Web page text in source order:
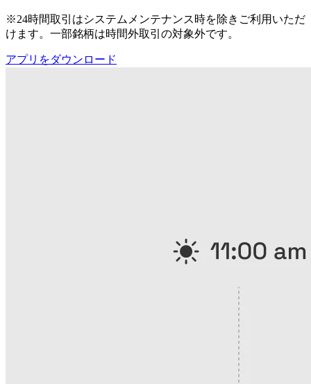
※24時間取引はシステムメンテナンス時を除きご利用いただ
けます。一部銘柄は時間外取引の対象外です。
アプリをダウンロード